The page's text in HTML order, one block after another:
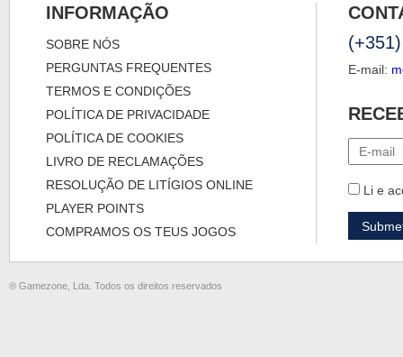
INFORMAÇÃO
SOBRE NÓS
PERGUNTAS FREQUENTES
TERMOS E CONDIÇÕES
POLÍTICA DE PRIVACIDADE
POLÍTICA DE COOKIES
LIVRO DE RECLAMAÇÕES
RESOLUÇÃO DE LITÍGIOS ONLINE
PLAYER POINTS
COMPRAMOS OS TEUS JOGOS
E-mail:
Li e
® Gamezone, Lda. Todos os direitos reservados